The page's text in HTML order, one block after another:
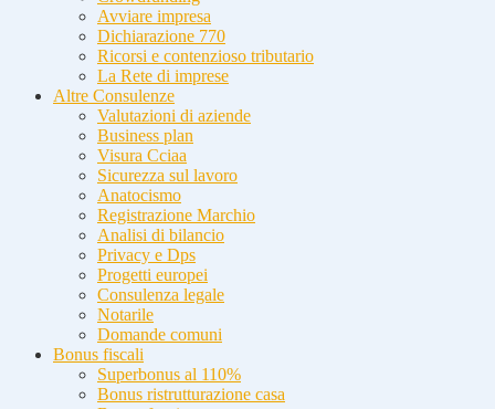
Avviare impresa
Dichiarazione 770
Ricorsi e contenzioso tributario
La Rete di imprese
Altre Consulenze
Valutazioni di aziende
Business plan
Visura Cciaa
Sicurezza sul lavoro
Anatocismo
Registrazione Marchio
Analisi di bilancio
Privacy e Dps
Progetti europei
Consulenza legale
Notarile
Domande comuni
Bonus fiscali
Superbonus al 110%
Bonus ristrutturazione casa